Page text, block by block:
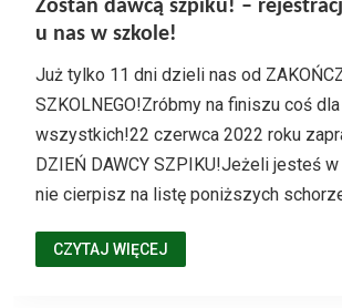
Zostań dawcą szpiku! –
u nas w szkole!
Już tylko 11 dni dzieli nas od
SZKOLNEGO!Zróbmy na finiszu coś
wszystkich!22 czerwca 2022 roku
DZIEŃ DAWCY SZPIKU!Jeżeli jesteś
nie cierpisz na listę poniższych
CZYTAJ WIĘCEJ